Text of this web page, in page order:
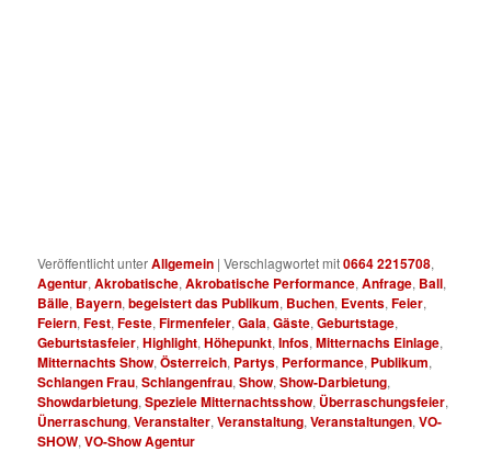
Veröffentlicht unterAllgemein |Verschlagwortet mit0664 2215708,
Agentur,Akrobatische,Akrobatische Performance,Anfrage, Ball,
Bälle, Bayern,begeistert das Publikum, Buchen, Events,Feier,
Feiern,Fest,Feste,Firmenfeier,Gala,Gäste,Geburtstage,
Geburtstasfeier,Highlight,Höhepunkt,Infos,Mitternachs Einlage,
Mitternachts Show,Österreich, Partys, Performance, Publikum,
Schlangen Frau,Schlangenfrau,Show,Show-Darbietung,
Showdarbietung,Speziele Mitternachtsshow, Überraschungsfeier,
Ünerraschung,Veranstalter,Veranstaltung,Veranstaltungen,VO-
SHOW,VO-Show Agentur